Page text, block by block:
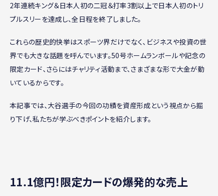
2年連続キング＆日本人初の二冠＆打率3割以上で日本人初のトリ
プルスリーを達成し、全日程を終了しました。
これらの歴史的快挙はスポーツ界だけでなく、ビジネスや投資の世
界でも大きな話題を呼んでいます。50号ホームランボールや記念の
限定カード、さらにはチャリティ活動まで、さまざまな形で大金が動
いているからです。
本記事では、大谷選手の今回の功績を資産形成という視点から掘
り下げ、私たちが学ぶべきポイントを紹介します。
11.1億円！限定カードの爆発的な売上